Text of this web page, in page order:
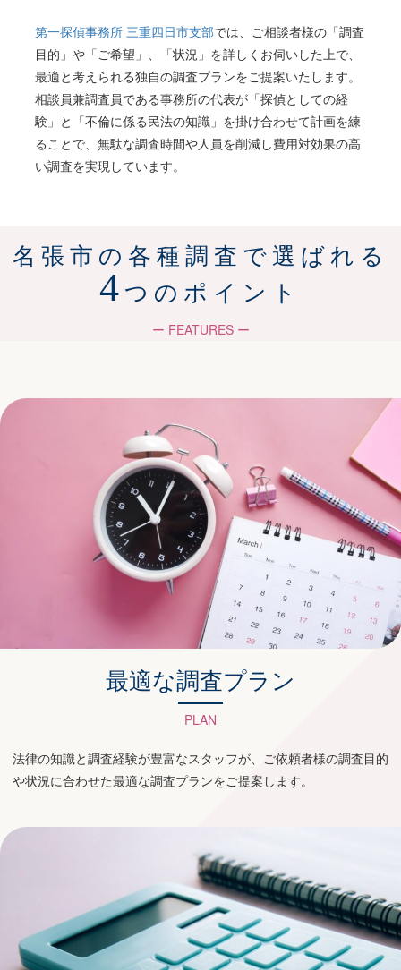
第一探偵事務所 三重四日市支部では、ご相談者様の「調査
目的」や「ご希望」、「状況」を詳しくお伺いした上で、
最適と考えられる独自の調査プランをご提案いたします。
相談員兼調査員である事務所の代表が「探偵としての経
験」と「不倫に係る民法の知識」を掛け合わせて計画を練
ることで、無駄な調査時間や人員を削減し費用対効果の高
い調査を実現しています。
名張市の各種調査で選ばれる
4 つのポイント
ー FEATURES ー
最適な調査プラン
PLAN
法律の知識と調査経験が豊富なスタッフが、ご依頼者様の調査目的
や状況に合わせた最適な調査プランをご提案します。